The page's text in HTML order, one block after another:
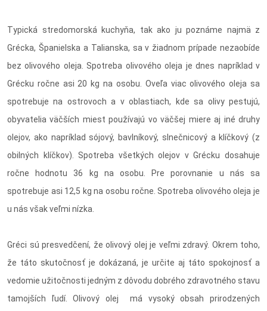
Typická stredomorská kuchyňa, tak ako ju poznáme najmä z
Grécka, Španielska a Talianska, sa v žiadnom prípade nezaobíde
bez olivového oleja. Spotreba olivového oleja je dnes napríklad v
Grécku ročne asi 20 kg na osobu. Oveľa viac olivového oleja sa
spotrebuje na ostrovoch a v oblastiach, kde sa olivy pestujú,
obyvatelia väčších miest používajú vo väčšej miere aj iné druhy
olejov, ako napríklad sójový, bavlníkový, slnečnicový a klíčkový (z
obilných klíčkov). Spotreba všetkých olejov v Grécku dosahuje
ročne hodnotu 36 kg na osobu. Pre porovnanie u nás sa
spotrebuje asi 12,5 kg na osobu ročne. Spotreba olivového oleja je
u nás však veľmi nízka.
Gréci sú presvedčení, že olivový olej je veľmi zdravý. Okrem toho,
že táto skutočnosť je dokázaná, je určite aj táto spokojnosť a
vedomie užitočnosti jedným z dôvodu dobrého zdravotného stavu
tamojších ľudí. Olivový olej má vysoký obsah prirodzených